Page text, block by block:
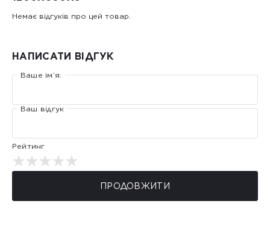
Немає відгуків про цей товар.
НАПИСАТИ ВІДГУК
Ваше ім’я:
Ваш відгук
Рейтинг
ПРОДОВЖИТИ